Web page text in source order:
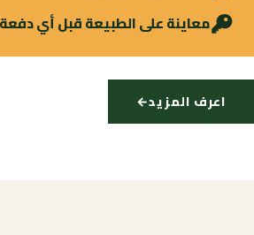
معاينة على الطبيعة قبل أي دفعة
اعرف المزيد←